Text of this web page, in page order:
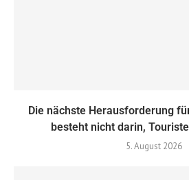
Die nächste Herausforderung
besteht nicht darin,
5. August 2026